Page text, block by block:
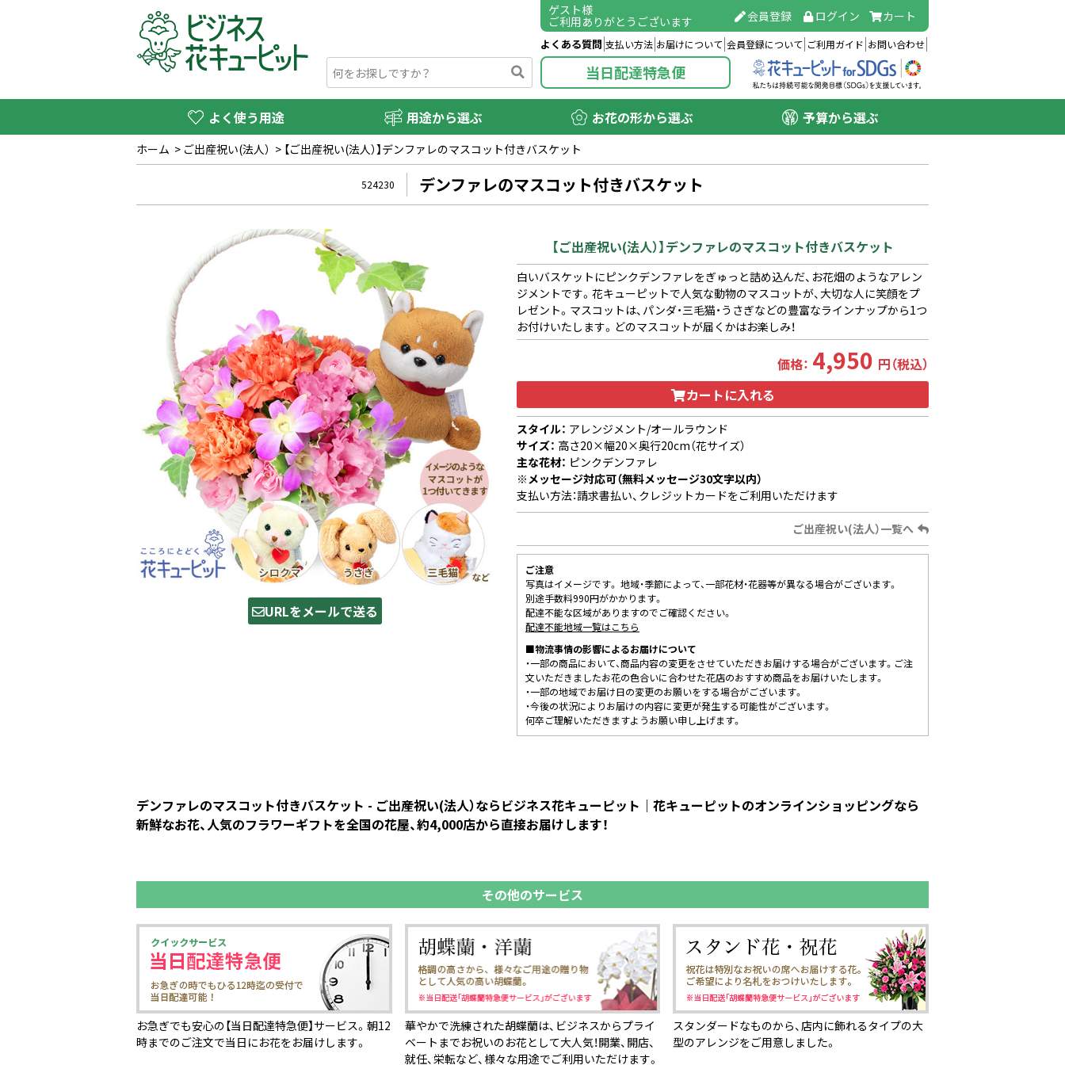
ゲスト様
ご利用ありがとうございます 会員登録 ログイン カート
よくある質問 支払い方法 お届けについて 会員登録について ご利用ガイド お問い合わせ
当日配達特急便
よく使う用途 用途から選ぶ お花の形から選ぶ 予算から選ぶ
ホーム > ご出産祝い(法人） > 【ご出産祝い(法人）】デンファレのマスコット付きバスケット
524230 デンファレのマスコット付きバスケット
URLをメールで送る
【ご出産祝い(法人）】デンファレのマスコット付きバスケット
白いバスケットにピンクデンファレをぎゅっと詰め込んだ、お花畑のようなアレン
ジメントです。花キューピットで人気な動物のマスコットが、大切な人に笑顔をプ
レゼント。マスコットは、パンダ・三毛猫・うさぎなどの豊富なラインナップから1つ
お付けいたします。どのマスコットが届くかはお楽しみ！
価格： 4,950 円（税込）
カートに入れる
スタイル： アレンジメント/オールラウンド
サイズ： 高さ20×幅20×奥行20cm（花サイズ）
主な花材： ピンクデンファレ
※メッセージ対応可（無料メッセージ30文字以内）
支払い方法：請求書払い、クレジットカードをご利用いただけます
ご出産祝い(法人）一覧へ
ご注意
写真はイメージです。 地域・季節によって、一部花材・花器等が異なる場合がございます。
別途手数料990円がかかります。
配達不能な区域がありますのでご確認ください。
配達不能地域一覧はこちら
■物流事情の影響によるお届けについて
・一部の商品において、商品内容の変更をさせていただきお届けする場合がございます。ご注
文いただきましたお花の色合いに合わせた花店のおすすめ商品をお届けいたします。
・一部の地域でお届け日の変更のお願いをする場合がございます。
・今後の状況によりお届けの内容に変更が発生する可能性がございます。
何卒ご理解いただきますようお願い申し上げます。
デンファレのマスコット付きバスケット - ご出産祝い(法人）ならビジネス花キューピット｜花キューピットのオンラインショッピングなら
新鮮なお花、人気のフラワーギフトを全国の花屋、約4,000店から直接お届けします！
その他のサービス
お急ぎでも安心の【当日配達特急便】サービス。朝12
時までのご注文で当日にお花をお届けします。
華やかで洗練された胡蝶蘭は、ビジネスからプライ
ベートまでお祝いのお花として大人気！開業、開店、
就任、栄転など、様々な用途でご利用いただけます。
スタンダードなものから、店内に飾れるタイプの大
型のアレンジをご用意しました。